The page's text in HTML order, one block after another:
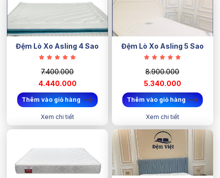
Đệm Lò Xo Asling 4 Sao
7.400.000
4.440.000
Thêm vào giỏ hàng
Xem chi tiết
Đệm Lò Xo Asling 5 Sao
8.900.000
5.340.000
Thêm vào giỏ hàng
Xem chi tiết